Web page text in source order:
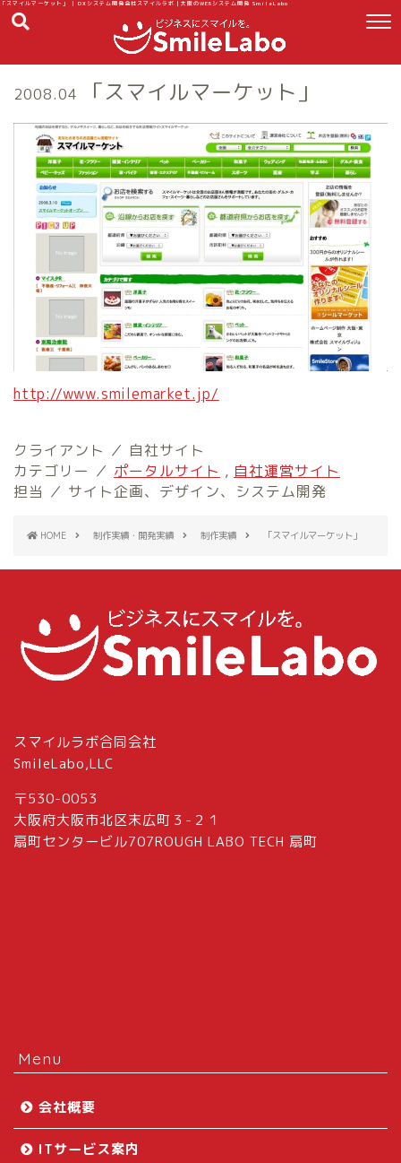
「スマイルマーケット」 | DXシステム開発会社スマイルラボ｜大阪のWEBシステム開発 SmileLabo
2008.04 「スマイルマーケット」
http://www.smilemarket.jp/
クライアント ／ 自社サイト
カテゴリー ／ ポータルサイト , 自社運営サイト
担当 ／ サイト企画、デザイン、システム開発
HOME 制作実績・開発実績 制作実績 「スマイルマーケット」
スマイルラボ合同会社
SmileLabo,LLC
〒530-0053
大阪府大阪市北区末広町３-２１
扇町センタービル707ROUGH LABO TECH 扇町
Menu
会社概要
ITサービス案内